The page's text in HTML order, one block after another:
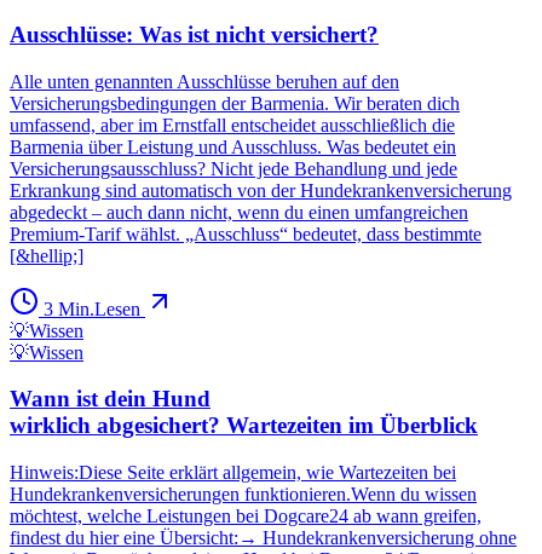
Ausschlüsse: Was ist nicht versichert?
Alle unten genannten Ausschlüsse beruhen auf den
Versicherungsbedingungen der Barmenia. Wir beraten dich
umfassend, aber im Ernstfall entscheidet ausschließlich die
Barmenia über Leistung und Ausschluss. Was bedeutet ein
Versicherungsausschluss? Nicht jede Behandlung und jede
Erkrankung sind automatisch von der Hundekrankenversicherung
abgedeckt – auch dann nicht, wenn du einen umfangreichen
Premium-Tarif wählst. „Ausschluss“ bedeutet, dass bestimmte
[&hellip;]
3 Min.Lesen
💡Wissen
💡Wissen
Wann ist dein Hund
wirklich abgesichert? Wartezeiten im Überblick
Hinweis:Diese Seite erklärt allgemein, wie Wartezeiten bei
Hundekrankenversicherungen funktionieren.Wenn du wissen
möchtest, welche Leistungen bei Dogcare24 ab wann greifen,
findest du hier eine Übersicht:→ Hundekrankenversicherung ohne